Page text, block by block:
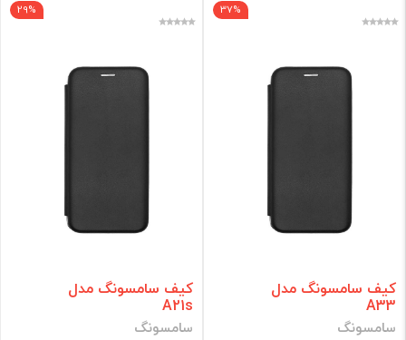
37%
کیف سامسونگ مدل
A33
سامسونگ
29%
کیف سامسونگ مدل
A21s
سامسونگ